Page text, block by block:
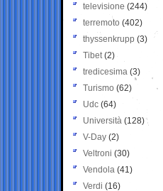
televisione(244)
terremoto (402)
thyssenkrupp (3)
Tibet(2)
tredicesima (3)
Turismo (62)
Udc (64)
Università (128)
V-Day (2)
Veltroni (30)
Vendola (41)
Verdi (16)